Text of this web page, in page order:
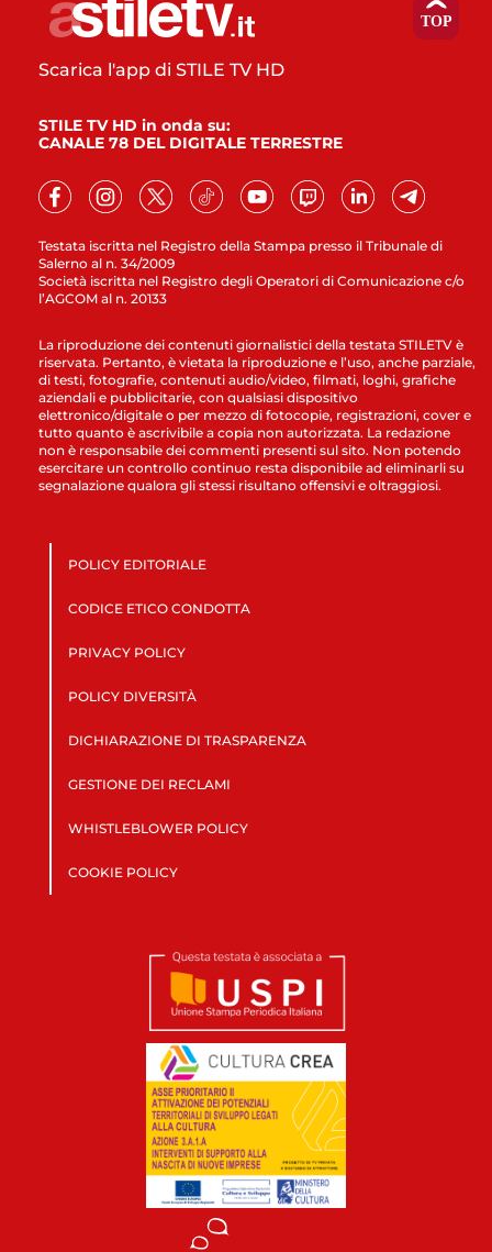
Testata iscritta nel Registro della Stampa presso il Tribunale di
Salerno al n. 34/2009
Società iscritta nel Registro degli Operatori di Comunicazione c/o
l’AGCOM al n. 20133
Scarica l'app di STILE TV HD
STILE TV HD in onda su:
CANALE 78 DEL DIGITALE TERRESTRE
La riproduzione dei contenuti giornalistici della testata STILETV è
riservata. Pertanto, è vietata la riproduzione e l’uso, anche parziale,
di testi, fotografie, contenuti audio/video, filmati, loghi, grafiche
aziendali e pubblicitarie, con qualsiasi dispositivo
elettronico/digitale o per mezzo di fotocopie, registrazioni, cover e
tutto quanto è ascrivibile a copia non autorizzata. La redazione
non è responsabile dei commenti presenti sul sito. Non potendo
esercitare un controllo continuo resta disponibile ad eliminarli su
segnalazione qualora gli stessi risultano offensivi e oltraggiosi.
POLICY EDITORIALE
CODICE ETICO CONDOTTA
PRIVACY POLICY
POLICY DIVERSITÀ
DICHIARAZIONE DI TRASPARENZA
GESTIONE DEI RECLAMI
WHISTLEBLOWER POLICY
COOKIE POLICY